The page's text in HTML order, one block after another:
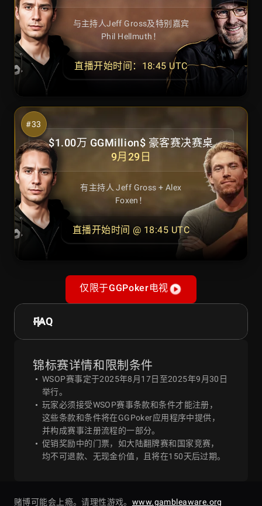
与主持人Jeff Gross及特别嘉宾
Phil Hellmuth！
直播开始时间：18:45 UTC
$1.00万 GGMillion$ 豪客赛决赛桌
9月29日
有主持人 Jeff Gross + Alex
Foxen！
直播开始时间 @ 18:45 UTC
仅限于GGPoker电视
FAQ
锦标赛详情和限制条件
WSOP赛事定于2025年8月17日至2025年9月30日
举行。
玩家必须接受WSOP赛事条款和条件才能注册，
这些条款和条件将在GGPoker应用程序中提供，
并构成赛事注册流程的一部分。
促销奖励中的门票，如大陆翻牌赛和国家竞赛，
均不可退款、无现金价值，且将在150天后过期。
赌博可能会上瘾。请理性游戏。 www.gambleaware.org